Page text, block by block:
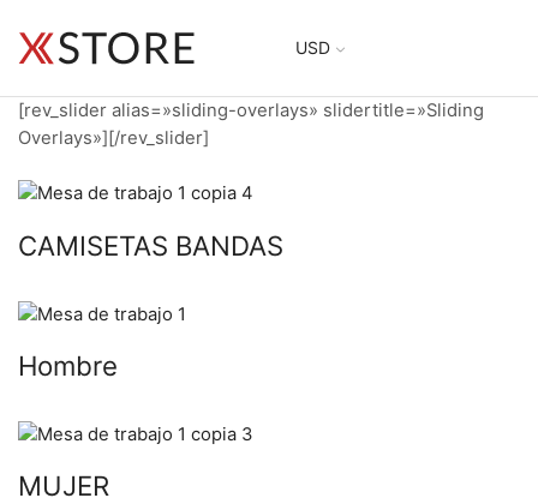
USD
[rev_slider alias=»sliding-overlays» slidertitle=»Sliding
Overlays»][/rev_slider]
CAMISETAS BANDAS
Hombre
MUJER